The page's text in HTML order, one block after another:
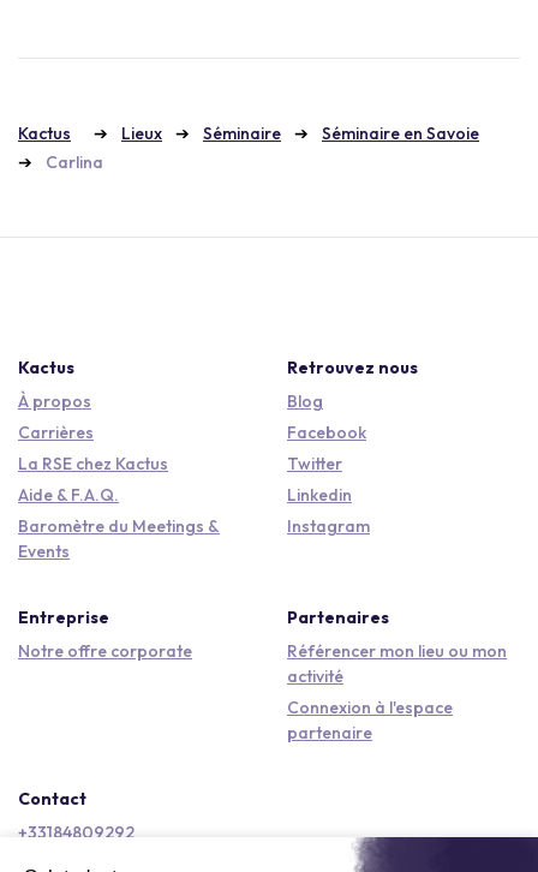
Kactus Lieux Séminaire
Séminaire en Savoie
Carlina
Kactus
À propos
Carrières
La RSE chez Kactus
Aide & F.A.Q.
Baromètre du Meetings &
Events
Retrouvez nous
Blog
Facebook
Twitter
Linkedin
Instagram
Entreprise
Notre offre corporate
Partenaires
Référencer mon lieu ou mon
activité
Connexion à l'espace
partenaire
Contact
+33184809292